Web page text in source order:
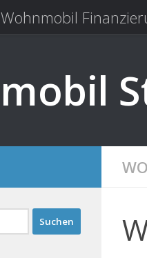
Wohnmobil